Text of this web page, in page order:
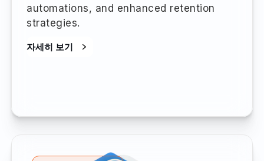
automations, and enhanced retention
strategies.
자세히 보기